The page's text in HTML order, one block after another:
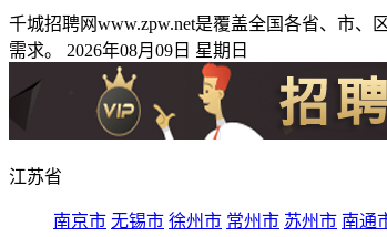
千城招聘网www.zpw.net是覆盖全国各省、市
需求。 2026年08月09日 星期日
江苏省
南京市 无锡市 徐州市 常州市 苏州市 南通